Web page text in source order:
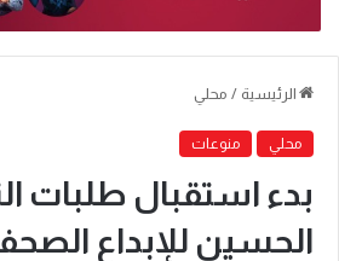
الرئيسية / محلي
محلي منوعات
بدء استقبال طلبات
الحسين للإبداع